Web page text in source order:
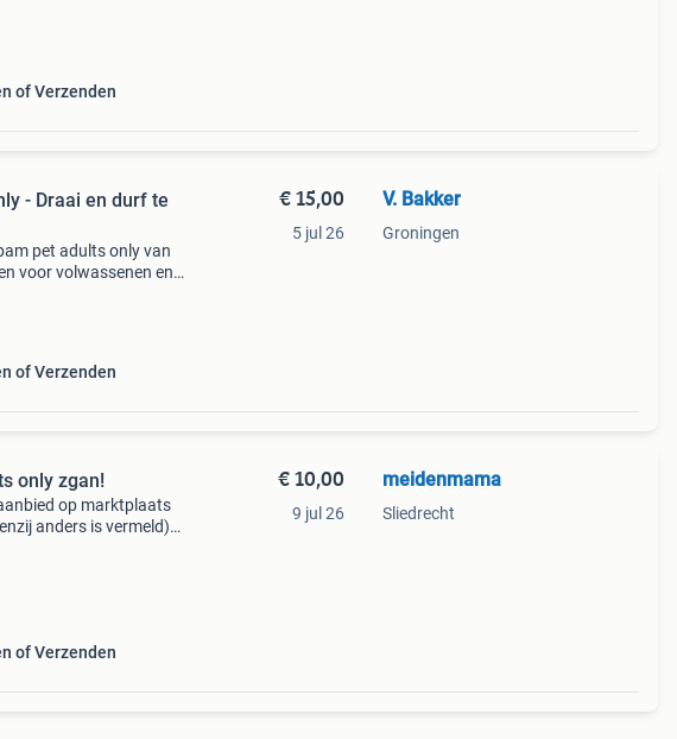
of Verzenden
- Draai en durf te
pet adults only van
voor volwassenen en
of Verzenden
€ 15,00
5 jul 26
V. Bakker
Groningen
only zgan!
op marktplaats
anders is vermeld)
of Verzenden
€ 10,00
9 jul 26
meidenmama
Sliedrecht